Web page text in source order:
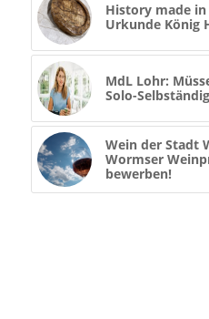
History made in
Urkunde König
MdL Lohr:
Solo-
Wein der Stadt
Wormser
bewerben!